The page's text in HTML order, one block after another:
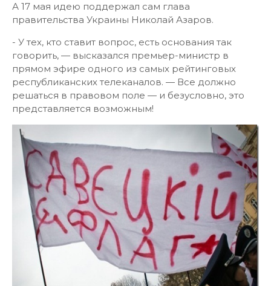
А 17 мая идею поддержал сам глава
правительства Украины Николай Азаров.
- У тех, кто ставит вопрос, есть основания так
говорить, — высказался премьер-министр в
прямом эфире одного из самых рейтинговых
республиканских телеканалов. — Все должно
решаться в правовом поле — и безусловно, это
представляется возможным!